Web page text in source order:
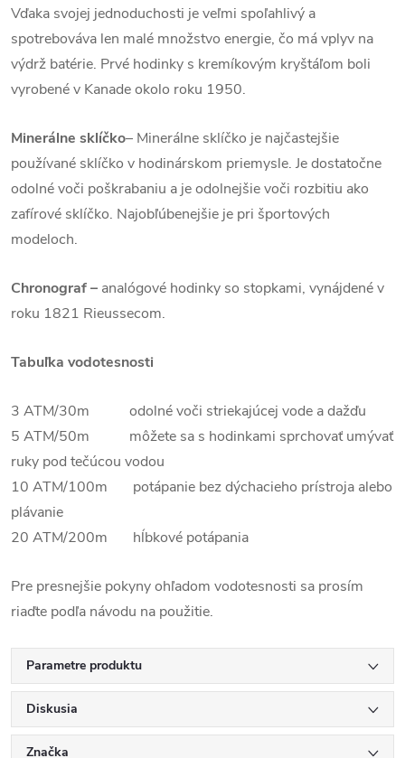
Vďaka svojej jednoduchosti je veľmi spoľahlivý a
spotrebováva len malé množstvo energie, čo má vplyv na
výdrž batérie. Prvé hodinky s kremíkovým kryštáľom boli
vyrobené v Kanade okolo roku 1950.
Minerálne sklíčko– Minerálne sklíčko je najčastejšie
používané sklíčko v hodinárskom priemysle. Je dostatočne
odolné voči poškrabaniu a je odolnejšie voči rozbitiu ako
zafírové sklíčko. Najobľúbenejšie je pri športových
modeloch.
Chronograf – analógové hodinky so stopkami, vynájdené v
roku 1821 Rieussecom.
Tabuľka vodotesnosti
3 ATM/30m odolné voči striekajúcej vode a dažďu
5 ATM/50m môžete sa s hodinkami sprchovať umývať
ruky pod tečúcou vodou
10 ATM/100m potápanie bez dýchacieho prístroja alebo
plávanie
20 ATM/200m hĺbkové potápania
Pre presnejšie pokyny ohľadom vodotesnosti sa prosím
riaďte podľa návodu na použitie.
Parametre produktu
Diskusia
Značka